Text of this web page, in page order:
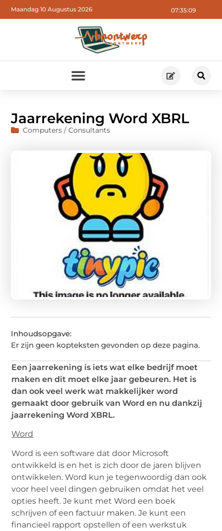
07:35:10
Maandag 10 Augustus 2026
Jaarrekening Word XBRL
Computers / Consultants
Inhoudsopgave:
Er zijn geen kopteksten gevonden op deze pagina.
Een jaarrekening is iets wat elke bedrijf moet
maken en dit moet elke jaar gebeuren. Het is
dan ook veel werk wat makkelijker word
gemaakt door gebruik van Word en nu dankzij
jaarrekening Word XBRL.
Word
Word is een software dat door Microsoft
ontwikkeld is en het is zich door de jaren blijven
ontwikkelen. Word kun je tegenwoordig dan ook
voor heel veel dingen gebruiken omdat het veel
opties heeft. Je kunt met Word een boek
schrijven of een factuur maken. Je kunt een
financieel rapport opstellen of een werkstuk